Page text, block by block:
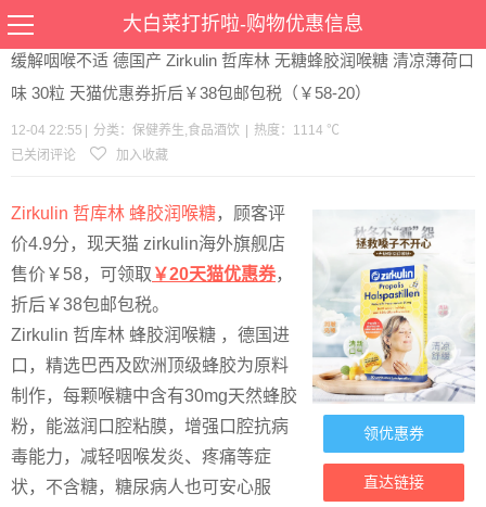
大白菜打折啦-购物优惠信息
当前位置： 优惠>保健养生食品酒饮>文章详情
缓解咽喉不适 德国产 Zirkulin 哲库林 无糖蜂胶润喉糖 清凉薄荷口
味 30粒 天猫优惠券折后￥38包邮包税（￥58-20）
12-04 22:55 分类： 保健养生,食品酒饮
热度：1114 ℃
已关闭评论
加入收藏
领优惠券
直达链接
Zirkulin 哲库林 蜂胶润喉糖，顾客评
价4.9分，现天猫 zirkulin海外旗舰店
售价￥58，可领取 ￥20天猫优惠券，
折后￥38包邮包税。
Zirkulin 哲库林 蜂胶润喉糖 ，德国进
口，精选巴西及欧洲顶级蜂胶为原料
制作，每颗喉糖中含有30mg天然蜂胶
粉，能滋润口腔粘膜，增强口腔抗病
毒能力，减轻咽喉发炎、疼痛等症
状，不含糖，糖尿病人也可安心服